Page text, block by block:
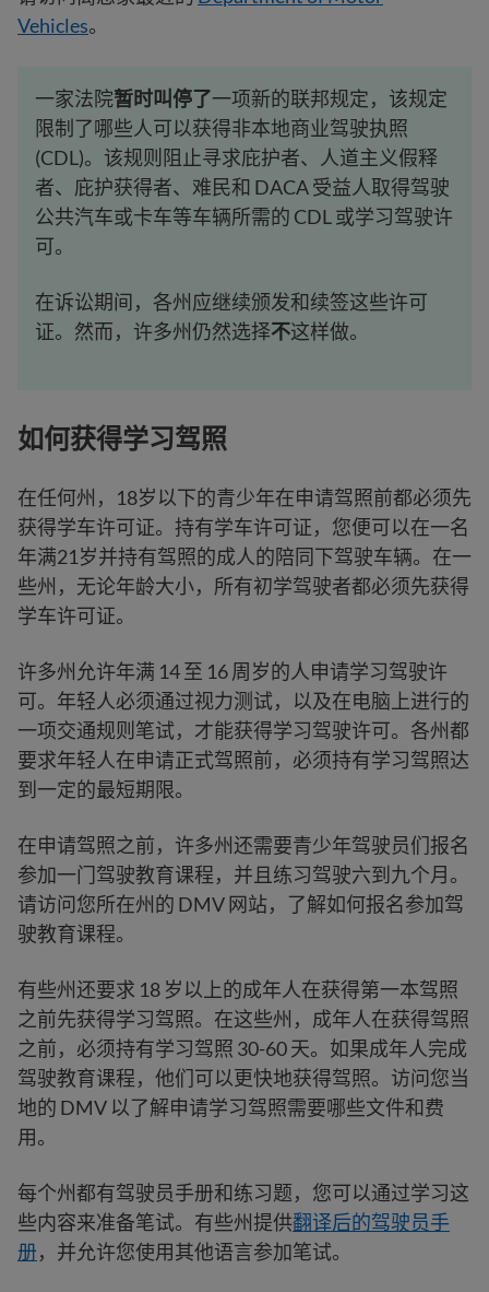
Vehicles。
一家法院暂时叫停了一项新的联邦规定，该规定
限制了哪些人可以获得非本地商业驾驶执照
(CDL)。该规则阻止寻求庇护者、人道主义假释
者、庇护获得者、难民和 DACA 受益人取得驾驶
公共汽车或卡车等车辆所需的 CDL 或学习驾驶许
可。
在诉讼期间，各州应继续颁发和续签这些许可
证。然而，许多州仍然选择不这样做。
如何获得学习驾照
在任何州，18岁以下的青少年在申请驾照前都必须先
获得学车许可证。持有学车许可证，您便可以在一名
年满21岁并持有驾照的成人的陪同下驾驶车辆。在一
些州，无论年龄大小，所有初学驾驶者都必须先获得
学车许可证。
许多州允许年满 14 至 16 周岁的人申请学习驾驶许
可。年轻人必须通过视力测试，以及在电脑上进行的
一项交通规则笔试，才能获得学习驾驶许可。各州都
要求年轻人在申请正式驾照前，必须持有学习驾照达
到一定的最短期限。
在申请驾照之前，许多州还需要青少年驾驶员们报名
参加一门驾驶教育课程，并且练习驾驶六到九个月。
请访问您所在州的 DMV 网站，了解如何报名参加驾
驶教育课程。
有些州还要求 18 岁以上的成年人在获得第一本驾照
之前先获得学习驾照。在这些州，成年人在获得驾照
之前，必须持有学习驾照 30-60 天。如果成年人完成
驾驶教育课程，他们可以更快地获得驾照。访问您当
地的 DMV 以了解申请学习驾照需要哪些文件和费
用。
每个州都有驾驶员手册和练习题，您可以通过学习这
些内容来准备笔试。有些州提供翻译后的驾驶员手
册，并允许您使用其他语言参加笔试。